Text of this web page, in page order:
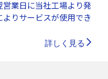
営業日に当社工場より発
りサービスが使用でき
詳しく見る